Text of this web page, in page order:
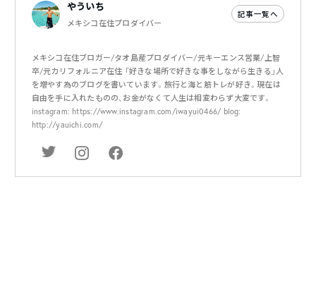
やういち
メキシコ在住プロダイバー
記事一覧へ
メキシコ在住ブロガー/タオ島産プロダイバー/元キーエンス営業/上智
卒/元カリフォルニア在住 「好きな場所で好きな事をしながら生きる」人
を増やす為のブログを書いています。旅行と海と筋トレが好き。現在は
自由を手に入れたものの、お金がなくて人生は相変わらず大変です。
instagram: https://www.instagram.com/iwayui0466/ blog:
http://yauichi.com/